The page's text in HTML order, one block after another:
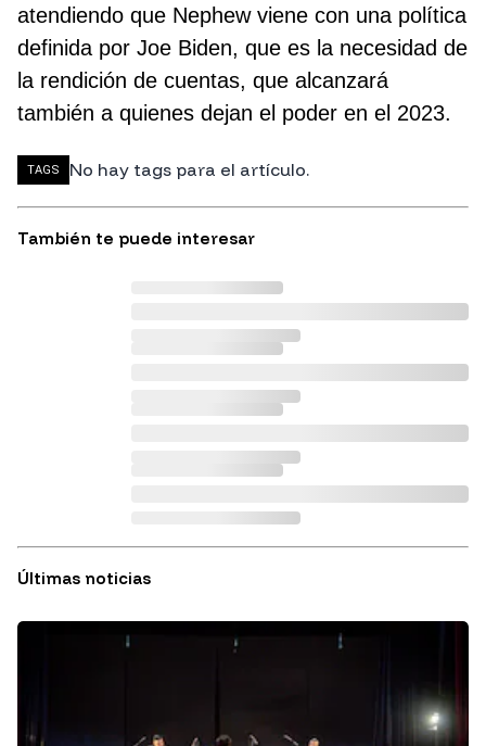
atendiendo que Nephew viene con una política
definida por Joe Biden, que es la necesidad de
la rendición de cuentas, que alcanzará
también a quienes dejan el poder en el 2023.
TAGS No hay tags para el artículo.
También te puede interesar
Últimas noticias